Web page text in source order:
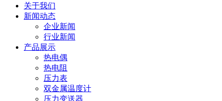
关于我们
新闻动态
企业新闻
行业新闻
产品展示
热电偶
热电阻
压力表
双金属温度计
压力变送器